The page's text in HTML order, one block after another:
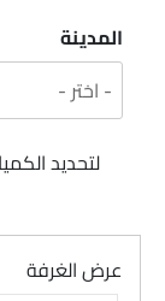
المدينة
لتحديد
عرض الغرفة